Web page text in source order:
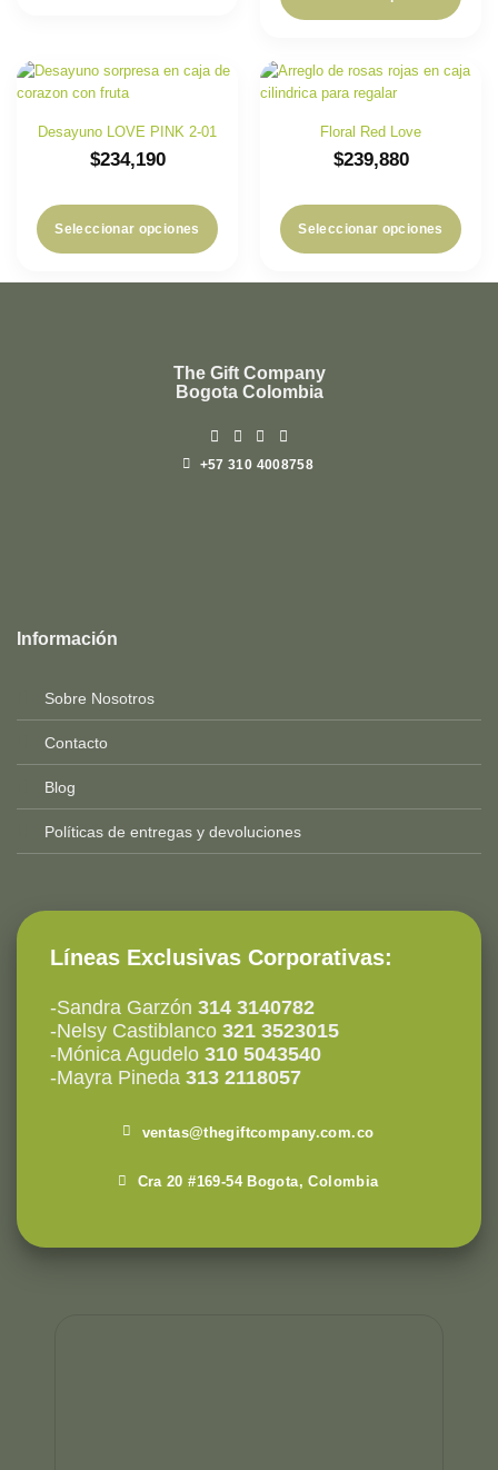
Desayuno LOVE PINK 2-01
$234,190
Seleccionar opciones
Floral Red Love
$239,880
Seleccionar opciones
The Gift Company
Bogota Colombia
+57 310 4008758
2025-
Información
Sobre Nosotros
Contacto
Blog
Políticas de entregas y devoluciones
Líneas Exclusivas Corporativas:
-Sandra Garzón 314 3140782
-Nelsy Castiblanco 321 3523015
-Mónica Agudelo 310 5043540
-Mayra Pineda 313 2118057
ventas@thegiftcompany.com.co
Cra 20 #169-54 Bogota, Colombia